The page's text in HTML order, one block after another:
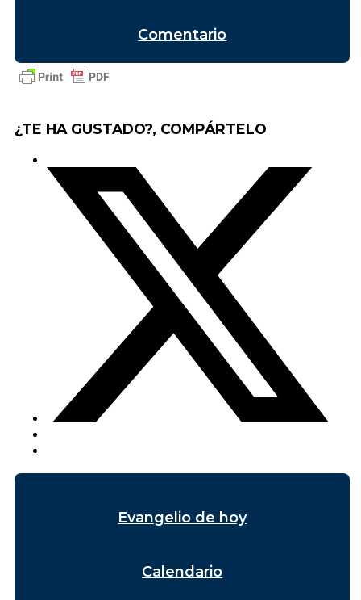
Comentario
¿TE HA GUSTADO?, COMPÁRTELO
Evangelio de hoy
Calendario